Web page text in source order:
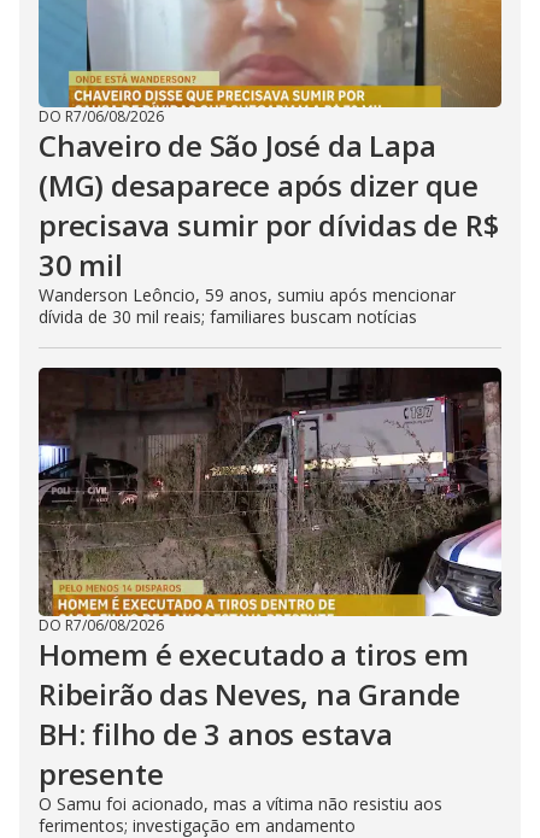
DO R7/06/08/2026
Chaveiro de São José da Lapa
(MG) desaparece após dizer que
precisava sumir por dívidas de R$
30 mil
Wanderson Leôncio, 59 anos, sumiu após mencionar
dívida de 30 mil reais; familiares buscam notícias
DO R7/06/08/2026
Homem é executado a tiros em
Ribeirão das Neves, na Grande
BH: filho de 3 anos estava
presente
O Samu foi acionado, mas a vítima não resistiu aos
ferimentos; investigação em andamento